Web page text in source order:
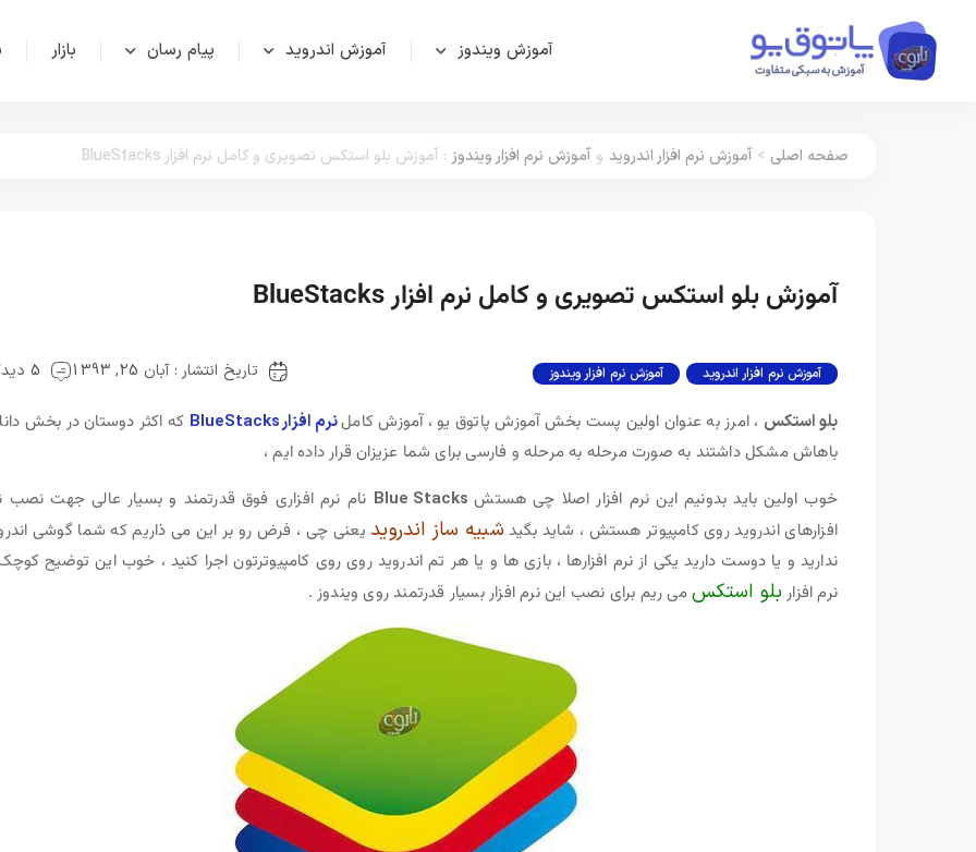
آموزش ویندوز آموزش اندروید پیام رسان بازار
صفحه اصلی > آموزش نرم افزار اندروید و آموزش نرم افزار ویندوز : آموزش بلو استکس تصویری و کامل نرم افزار BlueStacks
آموزش بلو استکس تصویری و کامل نرم افزار BlueStacks
آموزش نرم افزار اندروید آموزش نرم افزار ویندوز تاریخ انتشار : آبان 25, 1393 5 دیدگاه
بلو استکس ، امرز به عنوان اولین پست بخش آموزش پاتوق یو ، آموزش کاملنرم افزار BlueStacks
که اکثر دوستان در بخش
باهاش مشکل داشتند به صورت مرحله به مرحله و فارسی برای شما عزیزان قرار داده ایم ،
خوب اولین باید بدونیم این نرم افزار اصلا چی هستشBlue Stacks
نام نرم افزاری فوق قدرتمند و بسیار عالی جهت نصب
افزارهای اندروید روی کامپیوتر هستش ، شاید بگید شبیه ساز اندرویدیعنی چی ، فرض رو بر این می ذاریم که شما گوشی
ندارید و یا دوست دارید یکی از نرم افزارها ، بازی ها و یا هر تم اندروید روی روی کامپیوترتون اجرا کنید ، خوب این توضیح
نرم افزار بلو استکسمی ریم برای نصب این نرم افزار بسیار قدرتمند روی ویندوز .